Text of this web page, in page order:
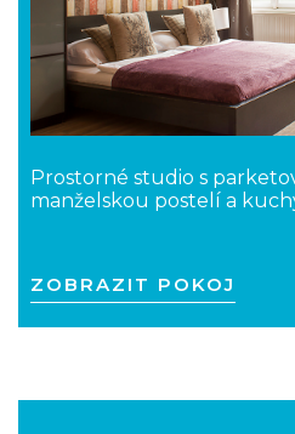
Prostorné studio s
manželskou postelí a
ZOBRAZIT POKOJ